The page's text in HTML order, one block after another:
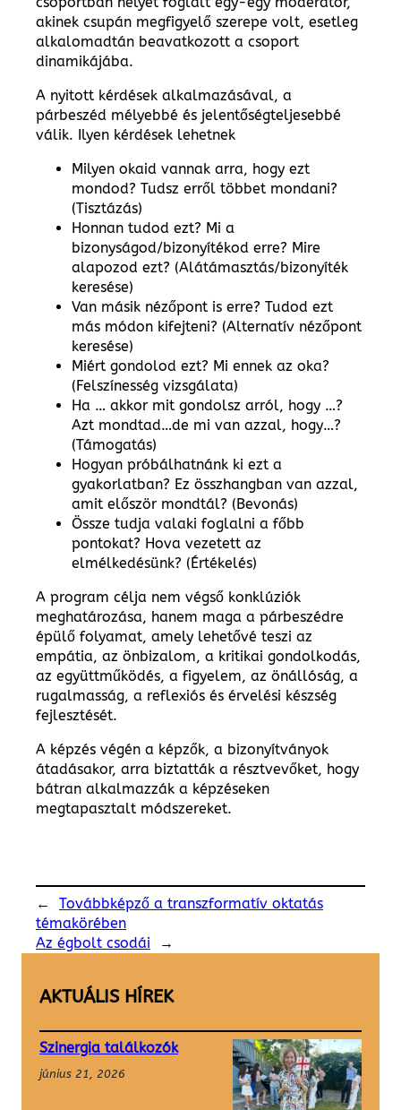
akinek csupán megfigyelő szerepe volt, esetleg
alkalomadtán beavatkozott a csoport
dinamikájába.
A nyitott kérdések alkalmazásával, a
párbeszéd mélyebbé és jelentőségteljesebbé
válik. Ilyen kérdések lehetnek
Milyen okaid vannak arra, hogy ezt
mondod? Tudsz erről többet mondani?
(Tisztázás)
Honnan tudod ezt? Mi a
bizonyságod/bizonyítékod erre? Mire
alapozod ezt? (Alátámasztás/bizonyíték
keresése)
Van másik nézőpont is erre? Tudod ezt
más módon kifejteni? (Alternatív nézőpont
keresése)
Miért gondolod ezt? Mi ennek az oka?
(Felszínesség vizsgálata)
Ha … akkor mit gondolsz arról, hogy …?
Azt mondtad…de mi van azzal, hogy…?
(Támogatás)
Hogyan próbálhatnánk ki ezt a
gyakorlatban? Ez összhangban van azzal,
amit először mondtál? (Bevonás)
Össze tudja valaki foglalni a főbb
pontokat? Hova vezetett az
elmélkedésünk? (Értékelés)
A program célja nem végső konklúziók
meghatározása, hanem maga a párbeszédre
épülő folyamat, amely lehetővé teszi az
empátia, az önbizalom, a kritikai gondolkodás,
az együttműködés, a figyelem, az önállóság, a
rugalmasság, a reflexiós és érvelési készség
fejlesztését.
A képzés végén a képzők, a bizonyítványok
átadásakor, arra biztatták a résztvevőket, hogy
bátran alkalmazzák a képzéseken
megtapasztalt módszereket.
←
Továbbképző a transzformatív oktatás
témakörében
Az égbolt csodái
→
AKTUÁLIS HÍREK
Szinergia találkozók
június 21, 2026